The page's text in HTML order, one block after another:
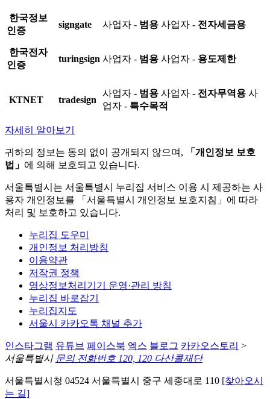
한국정보
인증
signgate 사업자 - 범용 사업자 - 전자세금용
한국전자
인증
turingsign 사업자 - 범용 사업자 - 용도제한
KTNET tradesign
사업자 - 범용 사업자 - 전자무역용 사
업자 - 특수목적
자세히 알아보기
귀하의 정보는 동의 없이 공개되지 않으며,
「개인정보 보호
법」 에 의해 보호되고 있습니다.
서울특별시는 서울특별시 누리집 서비스 이용 시 제공하는 사
용자 개인정보를 「서울특별시 개인정보 보호지침」에 따라
처리 및 보호하고 있습니다.
누리집 도우미
개인정보 처리방침
이용약관
저작권 정책
영상정보처리기기 운영·관리 방침
누리집 바로잡기
누리집지도
서울시 카카오톡 채널 추가
인스타그램 유튜브 페이스북 엑스 블로그 카카오스토리 >
서울특별시 문의 전화번호 120, 120 다산콜재단
서울특별시청 04524 서울특별시 중구 세종대로 110 [찾아오시
는 길]